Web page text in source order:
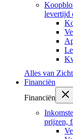
levertijd
Alles van
Financiën
Financiën
prijzen,